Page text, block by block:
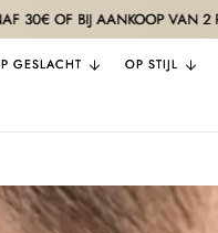
AANKOOP VAN 2 PRODUCTEN
GESLACHT OP STIJL